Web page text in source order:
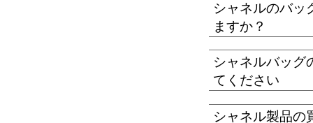
シャネルのバッ
ますか？
シャネルバッグ
てください
シャネル製品の